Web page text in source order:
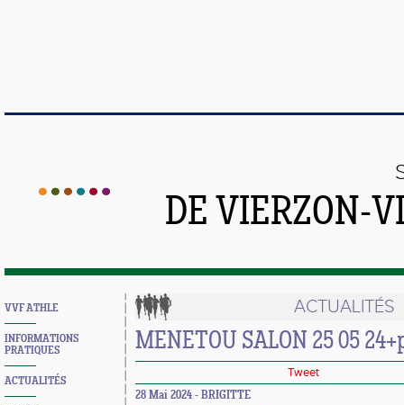
DE VIERZON-
VVF ATHLE
INFORMATIONS
PRATIQUES
ACTUALITÉS
ACTUALITÉS
MENETOU SALON 25 05
Tweet
28 Mai 2024 - BRIGITTE